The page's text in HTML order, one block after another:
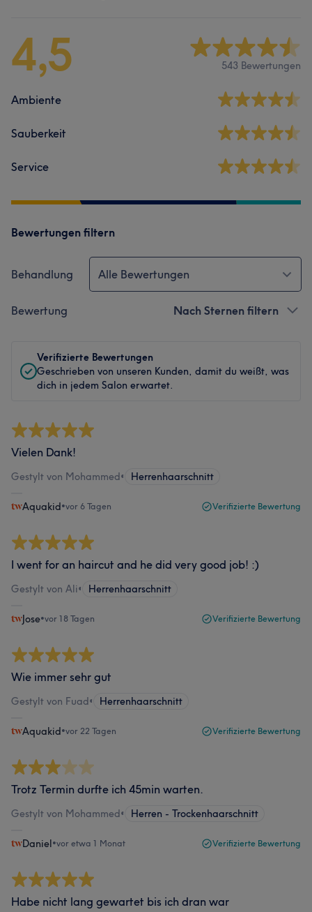
4,5 543 Bewertungen
Ambiente
Sauberkeit
Service
Bewertungen filtern
Behandlung Alle Bewertungen
Bewertung Nach Sternen filtern
Verifizierte Bewertungen
Geschrieben von unseren Kunden, damit du weißt, was
dich in jedem Salon erwartet.
Vielen Dank!
Gestylt von Mohammed• Herrenhaarschnitt
Aquakid•vor 6 Tagen Verifizierte Bewertung
I went for an haircut and he did very good job! :)
Gestylt von Ali• Herrenhaarschnitt
Jose•vor 18 Tagen Verifizierte Bewertung
Wie immer sehr gut
Gestylt von Fuad• Herrenhaarschnitt
Aquakid•vor 22 Tagen Verifizierte Bewertung
Trotz Termin durfte ich 45min warten.
Gestylt von Mohammed• Herren - Trockenhaarschnitt
Daniel•vor etwa 1 Monat Verifizierte Bewertung
Habe nicht lang gewartet bis ich dran war